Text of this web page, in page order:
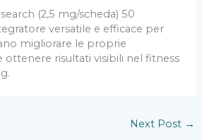
(2,5 mg/scheda) 50
versatile e efficace per
migliorare le proprie
ottenere risultati visibili nel fitness
Next Post →